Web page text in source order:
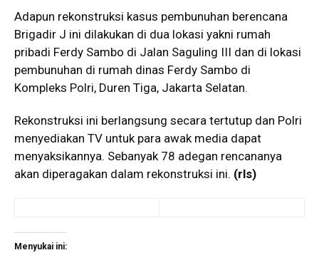
Adapun rekonstruksi kasus pembunuhan berencana
Brigadir J ini dilakukan di dua lokasi yakni rumah
pribadi Ferdy Sambo di Jalan Saguling III dan di lokasi
pembunuhan di rumah dinas Ferdy Sambo di
Kompleks Polri, Duren Tiga, Jakarta Selatan.
Rekonstruksi ini berlangsung secara tertutup dan Polri
menyediakan TV untuk para awak media dapat
menyaksikannya. Sebanyak 78 adegan rencananya
akan diperagakan dalam rekonstruksi ini. (rls)
Menyukai ini: